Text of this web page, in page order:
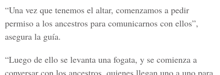
“Una vez que tenemos el altar, comenzamos a pedir
permiso a los ancestros para comunicarnos con ellos”,
asegura la guía.
“Luego de ello se levanta una fogata, y se comienza a
conversar con los ancestros, quienes llegan uno a uno para